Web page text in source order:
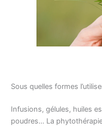
Sous quelles formes
Infusions, gélules, huiles
poudres… La